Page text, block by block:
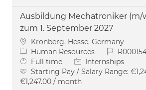
Ausbildung Mechatroniker (m/
zum 1. September 2027
Location
Kronberg, Hesse, Germany
Category
Human Resources Job Id
Job Type
Full time
Internships
Starting Pay / Salary Range:
€1,247.00 / month